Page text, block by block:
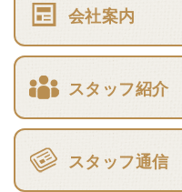
会社案内
スタッフ紹介
スタッフ通信